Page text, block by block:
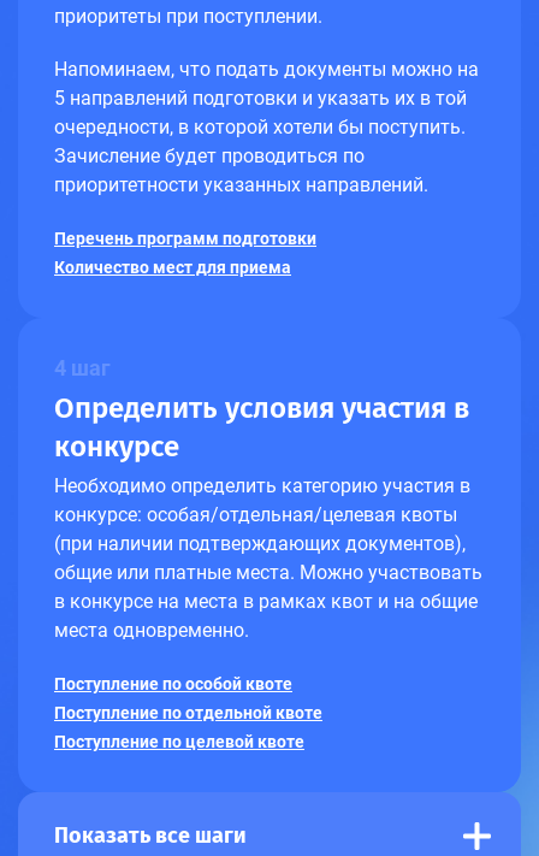
приоритеты при поступлении.
Напоминаем, что подать документы можно на
5 направлений подготовки и указать их в той
очередности, в которой хотели бы поступить.
Зачисление будет проводиться по
приоритетности указанных направлений.
Перечень программ подготовки
Количество мест для приема
4 шаг
Определить условия участия в
конкурсе
Необходимо определить категорию участия в
конкурсе: особая/отдельная/целевая квоты
(при наличии подтверждающих документов),
общие или платные места. Можно участвовать
в конкурсе на места в рамках квот и на общие
места одновременно.
Поступление по особой квоте
Поступление по отдельной квоте
Поступление по целевой квоте
Показать все шаги